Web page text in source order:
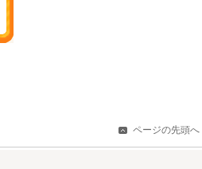
ページの先頭へ